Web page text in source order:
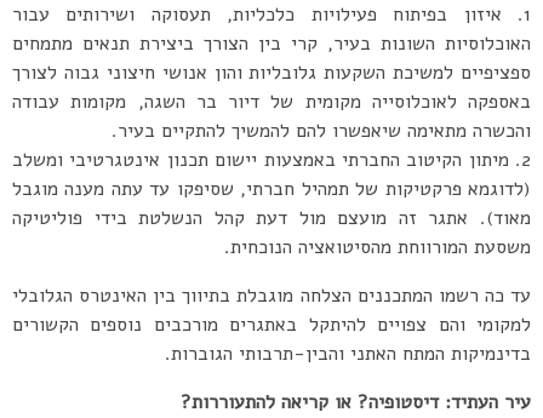
איזון בפיתוח פעילויות כלכליות, תעסוקה ושירותים עבור
האוכלוסיות השונות בעיר, קרי בין הצורך ביצירת תנאים מתמחים
ספציפיים למשיכת השקעות גלובליות והון אנושי חיצוני גבוה לצורך
באספקה לאוכלוסייה מקומית של דיור בר השגה, מקומות עבודה
והכשרה מתאימה שיאפשרו להם להמשיך להתקיים בעיר.
מיתון הקיטוב החברתי באמצעות יישום תכנון אינטגרטיבי ומשלב
(לדוגמא פרקטיקות של תמהיל חברתי, שסיפקו עד עתה מענה מוגבל
מאוד). אתגר זה מועצם מול דעת קהל הנשלטת בידי פוליטיקה
משסעת המורווחת מהסיטואציה הנוכחית.
עד כה רשמו המתכננים הצלחה מוגבלת בתיווך בין האינטרס הגלובלי
למקומי והם צפויים להיתקל באתגרים מורכבים נוספים הקשורים
בדינמיקות המתח האתני והבין-תרבותי הגוברות.
עיר העתיד: דיסטופיה? או קריאה להתעוררות?